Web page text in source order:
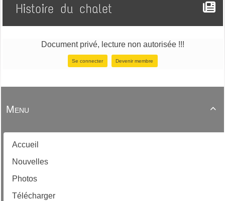

Menu
Accueil
Nouvelles
Photos
Télécharger
Histoire du chalet
Document privé, lecture non autorisée !!!
Se connecter Devenir membre